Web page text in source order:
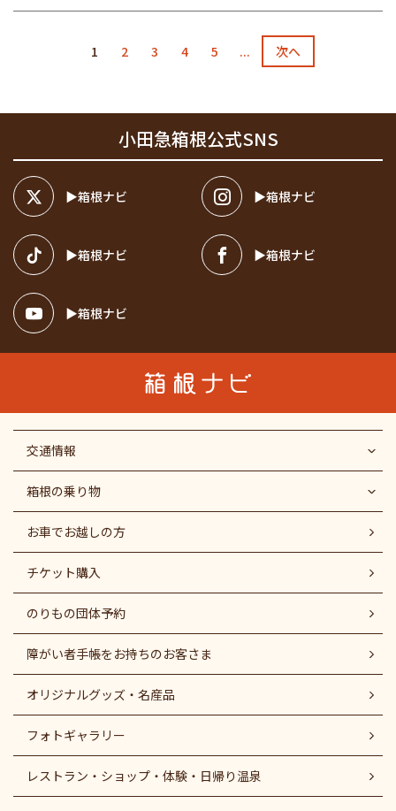
1 2 3 4 5 ... 次へ
小田急箱根公式SNS
箱根ナビ 箱根ナビ
箱根ナビ 箱根ナビ
箱根ナビ
交通情報
箱根の乗り物
お車でお越しの方
チケット購入
のりもの団体予約
障がい者⼿帳をお持ちのお客さま
オリジナルグッズ・名産品
フォトギャラリー
レストラン・ショップ・体験・日帰り温泉